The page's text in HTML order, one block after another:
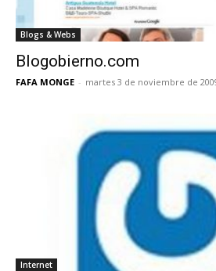
Blogs & Webs
Blogobierno.com
FAFA MONGE - martes 3 de noviembre de
Internet